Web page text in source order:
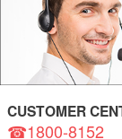
CUSTOMER
☎1800-8152